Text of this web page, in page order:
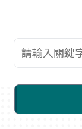
查詢關鍵字